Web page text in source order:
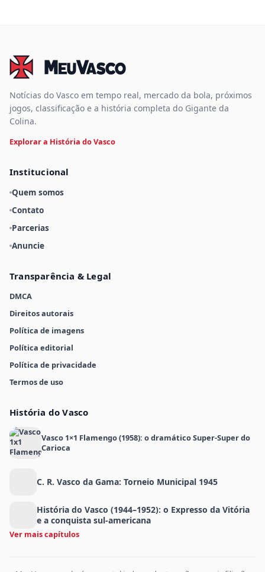
Notícias do Vasco em tempo real, mercado da bola, próximos
jogos, classificação e a história completa do Gigante da
Colina.
Explorar a História do Vasco
Institucional
Quem somos
Contato
Parcerias
Anuncie
Transparência & Legal
DMCA
Direitos autorais
Política de imagens
Política editorial
Política de privacidade
Termos de uso
História do Vasco
Vasco 1×1 Flamengo (1958): o dramático Super-Super do
Carioca
C. R. Vasco da Gama: Torneio Municipal 1945
História do Vasco (1944–1952): o Expresso da Vitória
e a conquista sul-americana
Ver mais capítulos